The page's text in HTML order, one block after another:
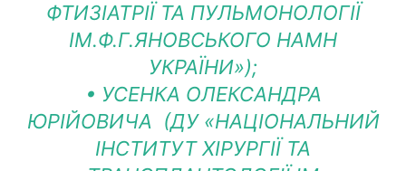
ФТИЗІАТРІЇ ТА ПУЛЬМОНОЛОГІЇ
ІМ.Ф.Г.ЯНОВСЬКОГО НАМН
УКРАЇНИ»);
• УСЕНКА ОЛЕКСАНДРА
ЮРІЙОВИЧА (ДУ «НАЦІОНАЛЬНИЙ
ІНСТИТУТ ХІРУРГІЇ ТА